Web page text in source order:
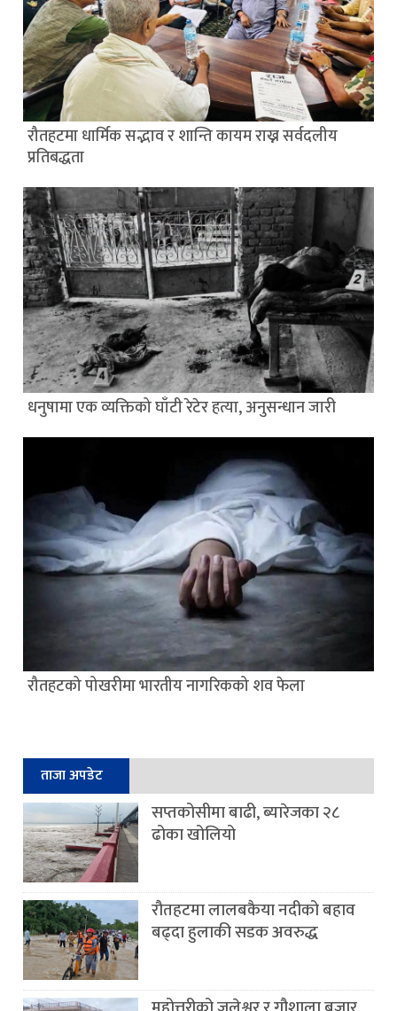
रौतहटमा धार्मिक सद्भाव र शान्ति कायम राख्न सर्वदलीय
प्रतिबद्धता
धनुषामा एक व्यक्तिको घाँटी रेटेर हत्या, अनुसन्धान जारी
रौतहटको पोखरीमा भारतीय नागरिकको शव फेला
ताजा अपडेट
सप्तकोसीमा बाढी, ब्यारेजका २८
ढोका खोलियो
रौतहटमा लालबकैया नदीको बहाव
बढ्दा हुलाकी सडक अवरुद्ध